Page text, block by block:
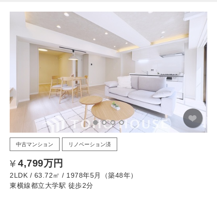
中古マンション リノベーション済
4,799万円
2LDK / 63.72㎡ / 1978年5月（築48年）
東横線都立大学駅 徒歩2分